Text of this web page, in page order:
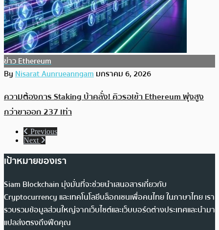
ข่าว Ethereum
ByNisarat Aunrueanngamมกราคม 6, 2026
ความต้องการ Staking บ้าคลั่ง! คิวรอเข้า Ethereum พุ่งสูง
กว่าขาออก 237 เท่า
Previous
Next
เป้าหมายของเรา
Siam Blockchain มุ่งมั่นที่จะช่วยนำเสนอสารเกี่ยวกับ
Cryptocurrency และเทคโนโลยีบล็อกเชนเพื่อคนไทย ในภาษาไทย เรา
รวบรวมข้อมูลส่วนใหญ่จากเว็บไซต์และเว็บบอร์ดต่างประเทศและนำมา
แปลส่งตรงถึงฟีดคุณ